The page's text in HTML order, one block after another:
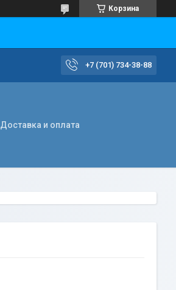
Корзина
+7 (701) 734-38-88
Доставка и оплата